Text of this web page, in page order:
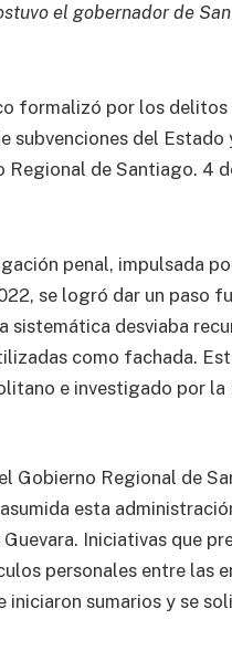
el gobernador de
formalizó por los delitos
del Estado
Regional de Santiago. 4
penal, impulsada
se logró dar un paso
sistemática desviaba
como fachada.
e investigado por la
Gobierno Regional de
esta
Iniciativas que
personales entre las
iniciaron sumarios y se